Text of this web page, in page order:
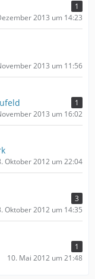
1
2013 um 14:23
2013 um 11:56
1
2013 um 16:02
Oktober 2012 um 22:04
3
Oktober 2012 um 14:35
1
10. Mai 2012 um 21:48